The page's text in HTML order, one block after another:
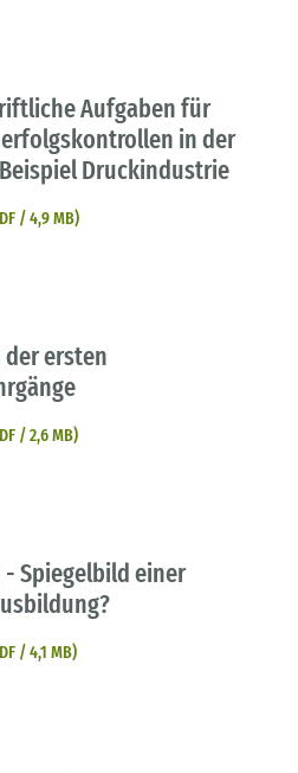
Aufgaben für
in der
Druckindustrie
/ 4,9 MB)
ersten
/ 2,6 MB)
Spiegelbild einer
/ 4,1 MB)